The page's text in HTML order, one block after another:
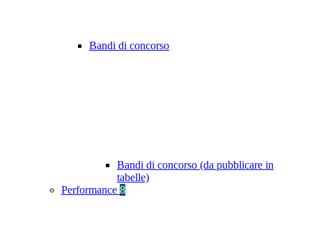
Bandi di concorso
Bandi di concorso (da pubblicare in
tabelle)
Performance 8